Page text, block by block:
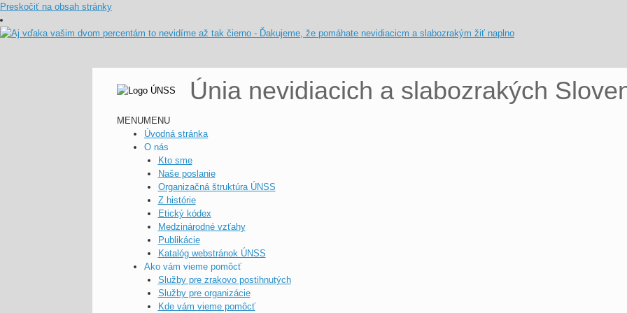
Preskočiť na obsah stránky
Únia nevidiacich a slabozrakých
MENUMENU
Úvodná stránka
O nás
Kto sme
Naše poslanie
Organizačná štruktúra ÚNSS
Z histórie
Etický kódex
Medzinárodné vzťahy
Publikácie
Katalóg webstránok ÚNSS
Ako vám vieme pomôcť
Služby pre zrakovo postihnutých
Služby pre organizácie
Kde vám vieme pomôcť